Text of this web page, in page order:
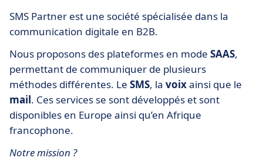
SMS Partner est une société spécialisée dans la
communication digitale en B2B.
Nous proposons des plateformes en mode SAAS,
permettant de communiquer de plusieurs
méthodes différentes. Le SMS, la voixainsi que le
mail. Ces services se sont développés et sont
disponibles en Europe ainsi qu’en Afrique
francophone.
Notre mission ?